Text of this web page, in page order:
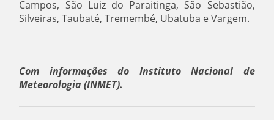
Campos, São Luiz do Paraitinga, São Sebastião,
Silveiras, Taubaté, Tremembé, Ubatuba e Vargem.
Com informações do Instituto Nacional de
Meteorologia (INMET).